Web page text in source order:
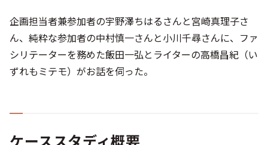
企画担当者兼参加者の宇野澤ちはるさんと宮崎真理子さ
ん、純粋な参加者の中村慎一さんと小川千尋さんに、ファ
シリテーターを務めた飯田一弘とライターの高橋昌紀（い
ずれもミテモ）がお話を伺った。
ケーススタディ概要